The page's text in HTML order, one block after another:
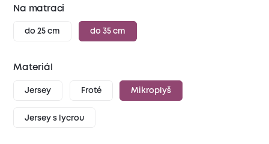
Na matraci
do 25 cm do 35 cm
Materiál
Jersey Froté Mikroplyš
Jersey s lycrou